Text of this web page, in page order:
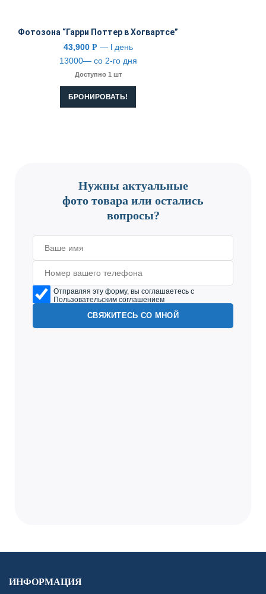
Фотозона “Гарри Поттер в Хогвартсе”
43,900 Р — l день
13000— со 2-го дня
Доступно 1 шт
БРОНИРОВАТЬ!
Нужны актуальные
фото товара или остались
вопросы?
Отправляя эту форму, вы соглашаетесь с
Пользовательским соглашением
ИНФОРМАЦИЯ